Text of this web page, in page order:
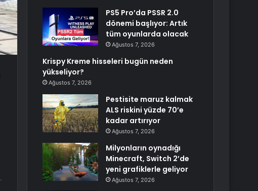
PS5 Pro’da PSSR 2.0
dönemi başlıyor: Artık
tüm oyunlarda olacak
Ağustos 7, 2026
Krispy Kreme hisseleri bugün neden
yükseliyor?
Ağustos 7, 2026
Pestisite maruz kalmak
ALS riskini yüzde 70’e
kadar artırıyor
Ağustos 7, 2026
Milyonların oynadığı
Minecraft, Switch 2’de
yeni grafiklerle geliyor
Ağustos 7, 2026